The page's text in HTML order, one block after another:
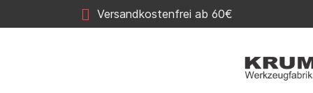
Versandkostenfrei ab 60€